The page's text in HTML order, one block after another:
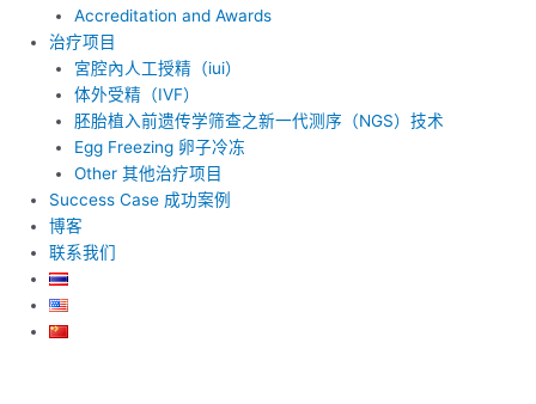
Accreditation and Awards
治疗项目
宮腔內人工授精（iui）
体外受精（IVF）
胚胎植入前遗传学筛查之新一代测序（NGS）技术
Egg Freezing 卵子冷冻
Other 其他治疗项目
Success Case 成功案例
博客
联系我们